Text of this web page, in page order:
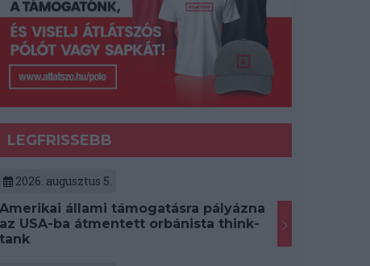
LEGFRISSEBB
2026. augusztus 5.
Amerikai állami támogatásra pályázna
az USA-ba átmentett orbánista think-
tank